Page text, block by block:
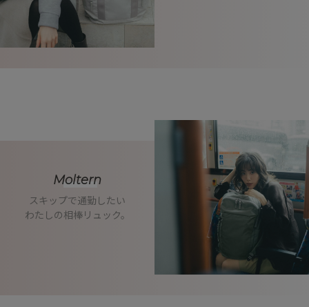
Moltern
スキップで通勤したい
わたしの相棒リュック。